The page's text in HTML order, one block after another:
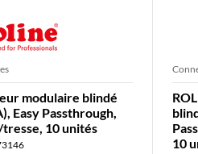
modulaire blindé
Easy Passthrough,
10 unités
10